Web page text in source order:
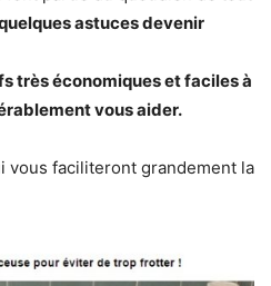
astuces devenir
très économiques et faciles à
vous aider.
vous faciliteront grandement la